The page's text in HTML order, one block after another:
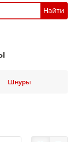
Найти
Шнуры